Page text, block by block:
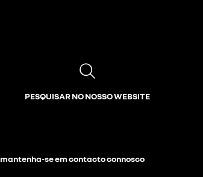
PESQUISAR NO NOSSO WEBSITE
mantenha-se em contacto connosco